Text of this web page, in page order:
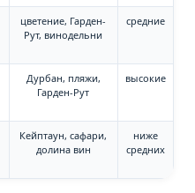
цветение, Гарден-
Рут, винодельни
средние
Дурбан, пляжи,
Гарден-Рут
высокие
Кейптаун, сафари,
долина вин
ниже
средних